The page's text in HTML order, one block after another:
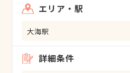
エリア・駅
大海駅
詳細条件